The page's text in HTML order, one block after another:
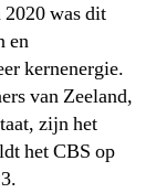
was dit
en
kernenergie.
van Zeeland,
zijn het
het CBS op